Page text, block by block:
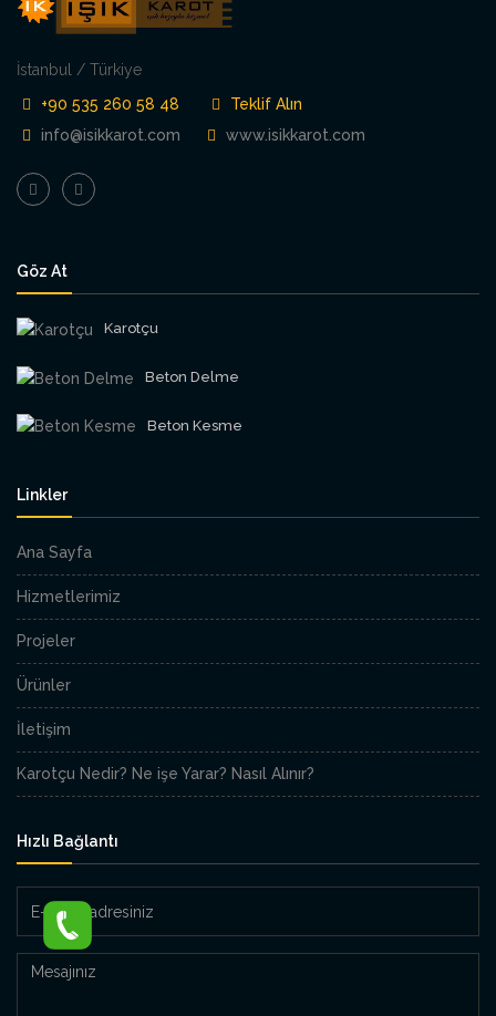
İstanbul / Türkiye
+90 535 260 58 48
Teklif Alın
info@isikkarot.com
www.isikkarot.com
Göz At
Karotçu
Beton Delme
Beton Kesme
Linkler
Ana Sayfa
Hizmetlerimiz
Projeler
Ürünler
İletişim
Karotçu Nedir? Ne işe Yarar? Nasıl Alınır?
Hızlı Bağlantı
Posta
adresiniz
Mesajınız